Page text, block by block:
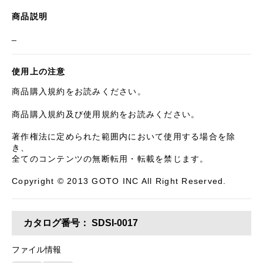
商品説明
使用上の注意
商品購入規約をお読みください。
商品購入規約及び使用規約をお読みください。
著作権法に定められた範囲内において使用する場合を除
き、
全てのコンテンツの無断転用・転載を禁じます。
Copyright © 2013 GOTO INC All Right Reserved.
カタログ番号： SDSI-0017
ファイル情報